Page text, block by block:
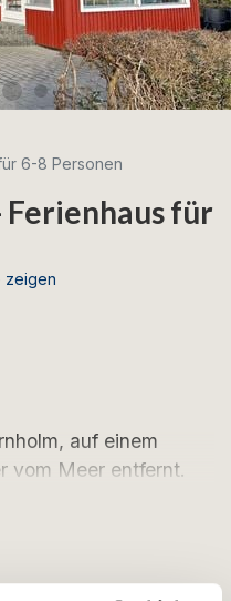
6-8 Personen
für
zeigen
auf einem
vom Meer entfernt.
rote Villa, die nur 100
und Komfort legen.